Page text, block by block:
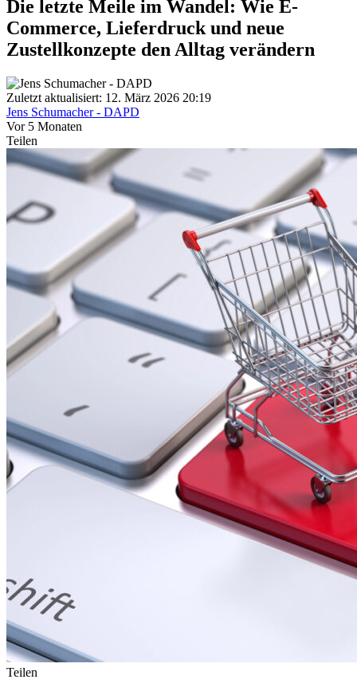
Die letzte Meile im Wandel: Wie E-
Commerce, Lieferdruck und neue
Zustellkonzepte den Alltag verändern
Zuletzt aktualisiert: 12. März 2026 20:19
Jens Schumacher - DAPD
Vor 5 Monaten
Teilen
Teilen